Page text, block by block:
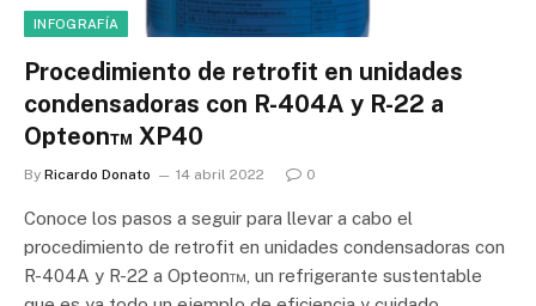
INFOGRAFÍA
Procedimiento de retrofit en unidades
condensadoras con R-404A y R-22 a
Opteon™ XP40
By Ricardo Donato 14 abril 2022 0
Conoce los pasos a seguir para llevar a cabo el
procedimiento de retrofit en unidades condensadoras con
R-404A y R-22 a Opteon™, un refrigerante sustentable